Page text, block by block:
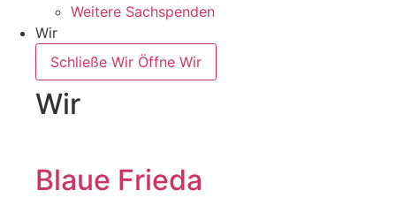
Weitere Sachspenden
Wir
Schließe Wir Öffne Wir
Wir
Blaue Frieda